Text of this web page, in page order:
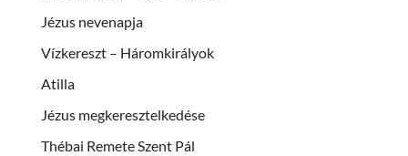
Jézus nevenapja
Vízkereszt – Háromkirályok
Atilla
Jézus megkeresztelkedése
Thébai Remete Szent Pál